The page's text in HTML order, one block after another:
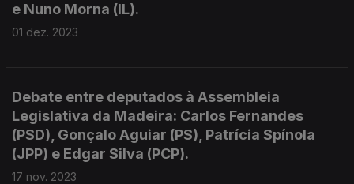
e Nuno Morna (IL).
01 dez. 2023
Debate entre deputados à Assembleia
Legislativa da Madeira: Carlos Fernandes
(PSD), Gonçalo Aguiar (PS), Patrícia Spínola
(JPP) e Edgar Silva (PCP).
17 nov. 2023